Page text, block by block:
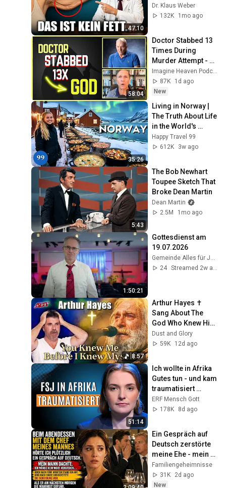
47:10
Ursachen (Nr. 3
kennt fast niemand)
Dr. Klaus Weber
132K
1mo ago
58:04
Doctor Stabbed 13
Times During
Murder Attempt -
Then God Showed
Up | Near Death
Experience
Imagine Heaven Podcast with John Burke
87K
1d ago
New
35:26
Living in Norway |
The Truth About Life
in the World's
Richest and Most
Beautiful Country |
Happy Travel 99
612K
3w ago
5:43
The Bob Newhart
Toupee Sketch That
Broke Dean Martin
Dean Martin
2.5M
1mo ago
1:50:21
Gottesdienst am
19.07.2026
Gemeinde Alles für Jesus
24
Streamed 2w ago
8:57
Arthur Hayes ✝️
Sang About The
God Who Knew Him
Before He Was
Born 🙏 Psalm 139
Dust and Glory
59K
12d ago
51:14
Ich wollte in Afrika
Gutes tun - und kam
traumatisiert
zurück!
ERF Mensch Gott
178K
8d ago
Ein Gespräch auf
Deutsch zerstörte
meine Ehe - mein
Mann bemerkte es
viel zu spät.
Familiengeheimnisse
31K
2d ago
New